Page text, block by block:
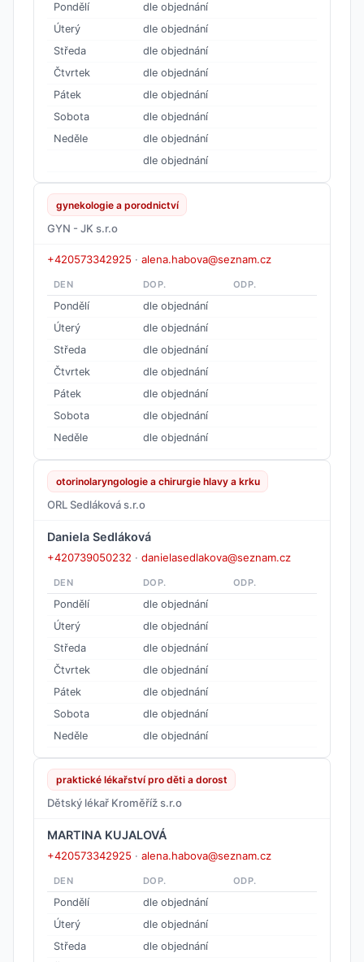
Pondělí
dle objednání
Úterý
dle objednání
Středa
dle objednání
Čtvrtek
dle objednání
Pátek
dle objednání
Sobota
dle objednání
Neděle
dle objednání
dle objednání
gynekologie a porodnictví
GYN - JK s.r.o
+420573342925 · alena.habova@seznam.cz
DEN DOP. ODP.
Pondělí
dle objednání
Úterý
dle objednání
Středa
dle objednání
Čtvrtek
dle objednání
Pátek
dle objednání
Sobota
dle objednání
Neděle
dle objednání
otorinolaryngologie a chirurgie hlavy a krku
ORL Sedláková s.r.o
Daniela Sedláková
+420739050232 · danielasedlakova@seznam.cz
DEN DOP. ODP.
Pondělí
dle objednání
Úterý
dle objednání
Středa
dle objednání
Čtvrtek
dle objednání
Pátek
dle objednání
Sobota
dle objednání
Neděle
dle objednání
praktické lékařství pro děti a dorost
Dětský lékař Kroměříž s.r.o
MARTINA KUJALOVÁ
+420573342925 · alena.habova@seznam.cz
DEN DOP. ODP.
Pondělí
dle objednání
Úterý
dle objednání
Středa
dle objednání